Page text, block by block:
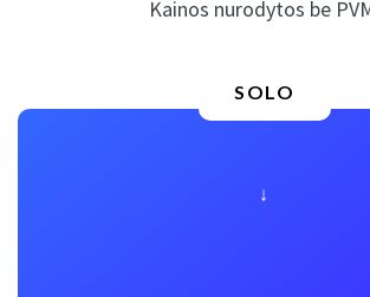
Kainos nurodytos be
↓
SOLO